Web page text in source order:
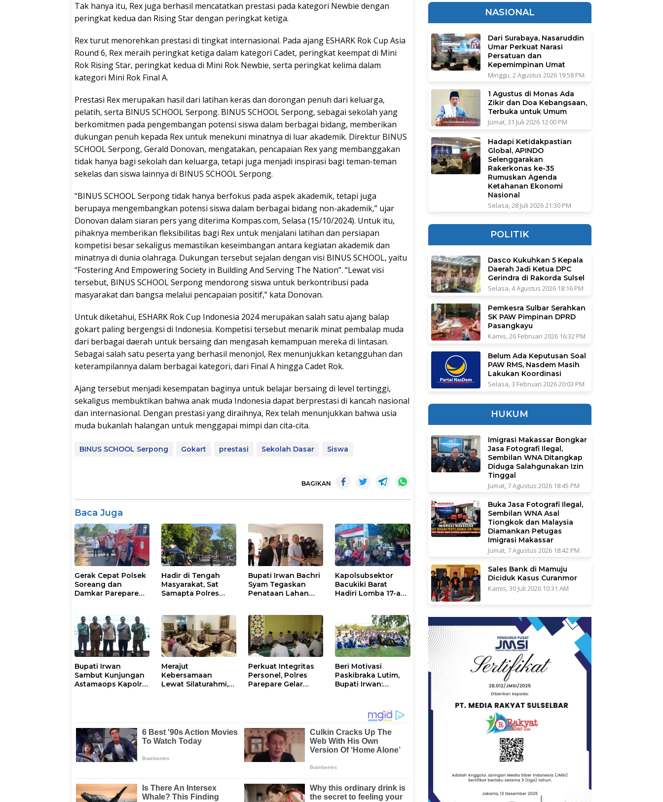
Tak hanya itu, Rex juga berhasil mencatatkan prestasi pada kategori Newbie dengan
peringkat kedua dan Rising Star dengan peringkat ketiga.
Rex turut menorehkan prestasi di tingkat internasional. Pada ajang ESHARK Rok Cup Asia
Round 6, Rex meraih peringkat ketiga dalam kategori Cadet, peringkat keempat di Mini
Rok Rising Star, peringkat kedua di Mini Rok Newbie, serta peringkat kelima dalam
kategori Mini Rok Final A.
Prestasi Rex merupakan hasil dari latihan keras dan dorongan penuh dari keluarga,
pelatih, serta BINUS SCHOOL Serpong. BINUS SCHOOL Serpong, sebagai sekolah yang
berkomitmen pada pengembangan potensi siswa dalam berbagai bidang, memberikan
dukungan penuh kepada Rex untuk menekuni minatnya di luar akademik. Direktur BINUS
SCHOOL Serpong, Gerald Donovan, mengatakan, pencapaian Rex yang membanggakan
tidak hanya bagi sekolah dan keluarga, tetapi juga menjadi inspirasi bagi teman-teman
sekelas dan siswa lainnya di BINUS SCHOOL Serpong.
“BINUS SCHOOL Serpong tidak hanya berfokus pada aspek akademik, tetapi juga
berupaya mengembangkan potensi siswa dalam berbagai bidang non-akademik,” ujar
Donovan dalam siaran pers yang diterima Kompas.com, Selasa (15/10/2024). Untuk itu,
pihaknya memberikan fleksibilitas bagi Rex untuk menjalani latihan dan persiapan
kompetisi besar sekaligus memastikan keseimbangan antara kegiatan akademik dan
minatnya di dunia olahraga. Dukungan tersebut sejalan dengan visi BINUS SCHOOL, yaitu
“Fostering And Empowering Society in Building And Serving The Nation”. “Lewat visi
tersebut, BINUS SCHOOL Serpong mendorong siswa untuk berkontribusi pada
masyarakat dan bangsa melalui pencapaian positif,” kata Donovan.
Untuk diketahui, ESHARK Rok Cup Indonesia 2024 merupakan salah satu ajang balap
gokart paling bergengsi di Indonesia. Kompetisi tersebut menarik minat pembalap muda
dari berbagai daerah untuk bersaing dan mengasah kemampuan mereka di lintasan.
Sebagai salah satu peserta yang berhasil menonjol, Rex menunjukkan ketangguhan dan
keterampilannya dalam berbagai kategori, dari Final A hingga Cadet Rok.
Ajang tersebut menjadi kesempatan baginya untuk belajar bersaing di level tertinggi,
sekaligus membuktikan bahwa anak muda Indonesia dapat berprestasi di kancah nasional
dan internasional. Dengan prestasi yang diraihnya, Rex telah menunjukkan bahwa usia
muda bukanlah halangan untuk menggapai mimpi dan cita-cita.
BINUS SCHOOL Serpong Gokart prestasi Sekolah Dasar Siswa
BAGIKAN
Baca Juga
Gerak Cepat Polsek
Soreang dan
Damkar Parepare
Hadir di Tengah
Masyarakat, Sat
Samapta Polres
Pagi
Bupati Irwan Bachri
Syam Tegaskan
Penataan Lahan
Kapolsubsektor
Bacukiki Barat
Hadiri Lomba 17-an
Kamtibmas
Bupati Irwan
Sambut Kunjungan
Astamaops Kapolri
Merajut
Kebersamaan
Lewat Silaturahmi,
Perkuat Integritas
Personel, Polres
Parepare Gelar
Beri Motivasi
Paskibraka Lutim,
Bupati Irwan:
Perhatian
NASIONAL
Dari Surabaya, Nasaruddin
Umar Perkuat Narasi
Persatuan dan
Kepemimpinan Umat
Minggu, 2 Agustus 2026 19:58 PM
1 Agustus di Monas Ada
Zikir dan Doa Kebangsaan,
Terbuka untuk Umum
Jumat, 31 Juli 2026 12:00 PM
Hadapi Ketidakpastian
Global, APINDO
Selenggarakan
Rakerkonas ke-35
Rumuskan Agenda
Ketahanan Ekonomi
Nasional
Selasa, 28 Juli 2026 21:30 PM
POLITIK
Dasco Kukuhkan 5 Kepala
Daerah Jadi Ketua DPC
Gerindra di Rakorda Sulsel
Selasa, 4 Agustus 2026 18:16 PM
Pemkesra Sulbar Serahkan
SK PAW Pimpinan DPRD
Pasangkayu
Kamis, 26 Februari 2026 16:32 PM
Belum Ada Keputusan Soal
PAW RMS, Nasdem Masih
Lakukan Koordinasi
Selasa, 3 Februari 2026 20:03 PM
HUKUM
Imigrasi Makassar Bongkar
Jasa Fotografi Ilegal,
Sembilan WNA Ditangkap
Diduga Salahgunakan Izin
Tinggal
Jumat, 7 Agustus 2026 18:45 PM
Buka Jasa Fotografi Ilegal,
Sembilan WNA Asal
Tiongkok dan Malaysia
Diamankan Petugas
Imigrasi Makassar
Jumat, 7 Agustus 2026 18:42 PM
Sales Bank di Mamuju
Diciduk Kasus Curanmor
Kamis, 30 Juli 2026 10:31 AM